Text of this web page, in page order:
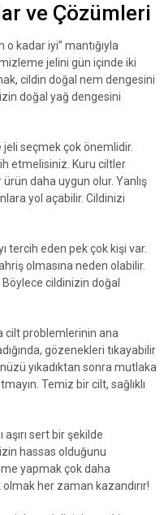
ve Çözümleri
kadar iyi” mantığıyla
jelini gün içinde iki
cildin doğal nem dengesini
doğal yağ dengesini
seçmek çok önemlidir.
etmelisiniz. Kuru ciltler
daha uygun olur. Yanlış
yol açabilir. Cildinizi
tercih eden pek çok kişi var.
olmasına neden olabilir.
cildinizin doğal
cilt problemlerinin ana
gözenekleri tıkayabilir
yıkadıktan sonra mutlaka
Temiz bir cilt, sağlıklı
sert bir şekilde
hassas olduğunu
yapmak çok daha
olmak her zaman kazandırır!